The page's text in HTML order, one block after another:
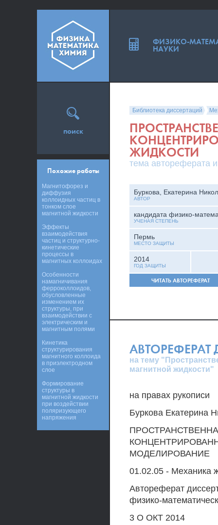
Библиотека диссертаций
ЖИДКОСТИ
тема автореферата
Буркова, Екатерина
АВТОР
кандидата физико-
УЧЕНАЯ СТЕПЕНЬ
Пермь
МЕСТО ЗАЩИТЫ
2014
ГОД ЗАЩИТЫ
ЧИТАТЬ АВТОРЕФЕРАТ
АВТОРЕФЕРАТ
на тему
магнитной жидкости"
на правах рукописи
Буркова Екатерина
МОДЕЛИРОВАНИЕ
01.02.05 - Механика
Автореферат
физико-
3 О ОКТ 2014
поиск
Похожие работы
Магнитофорез и
диффузия
коллоидных частиц в
тонком слое
магнитной жидкости
Эффекты
взаимодействия
частиц и структурно-
кинетические
процессы в
магнитных коллоидах
Особенности
намагничивания
ферроколлоидов,
обусловленные
изменением их
структуры, при
взаимодействии с
электрическим и
магнитным полями
Кинетика
структурирования
магнитного коллоида
в приэлектродном
слое
Формирование
структуры в
магнитной жидкости
при воздействии
поляризующего
напряжения
ФИЗИКО-
НАУКИ